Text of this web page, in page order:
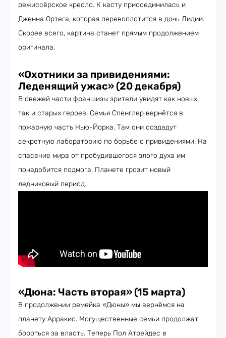
режиссёрское кресло. К касту присоединилась и
Дженна Ортега, которая перевоплотится в дочь Лидии.
Скорее всего, картина станет прямым продолжением
оригинала.
«Охотники за привидениями:
Леденящий ужас» (20 декабря)
В свежей части франшизы зрители увидят как новых,
так и старых героев. Семья Спенглер вернётся в
пожарную часть Нью-Йорка. Там они создадут
секретную лабораторию по борьбе с привидениями. На
спасение мира от пробудившегося злого духа им
понадобится подмога. Планете грозит новый
ледниковый период.
«Дюна: Часть вторая» (15 марта)
В продолжении ремейка «Дюны» мы вернёмся на
планету Арракис. Могущественные семьи продолжат
бороться за власть. Теперь Пол Атрейдес в